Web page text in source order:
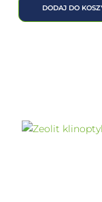
DODAJ DO